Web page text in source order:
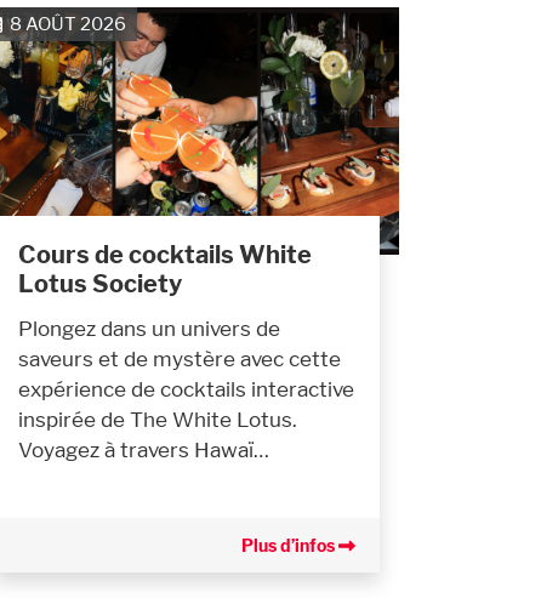
8 AOÛT 2026
Cours de cocktails White
Lotus Society
Plongez dans un univers de
saveurs et de mystère avec cette
expérience de cocktails interactive
inspirée de The White Lotus.
Voyagez à travers Hawaï…
Plus d’infos